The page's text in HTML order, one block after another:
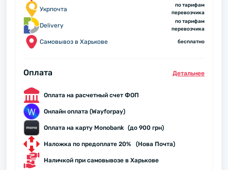
Укрпочта
по тарифам
перевозчика
Delivery
по тарифам
перевозчика
Самовывоз в Харькове бесплатно
Оплата Детальнее
Оплата на расчетный счет ФОП
Онлайн оплата (Wayforpay)
Оплата на карту Monobank (до 900 грн)
Наложка по предоплате 20% (Нова Почта)
Наличкой при самовывозе в Харькове